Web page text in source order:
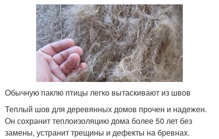
Обычную паклю птицы легко вытаскивают из швов
Теплый шов для деревянных домов прочен и надежен.
Он сохранит теплоизоляцию дома более 50 лет без
замены, устранит трещины и дефекты на бревнах.